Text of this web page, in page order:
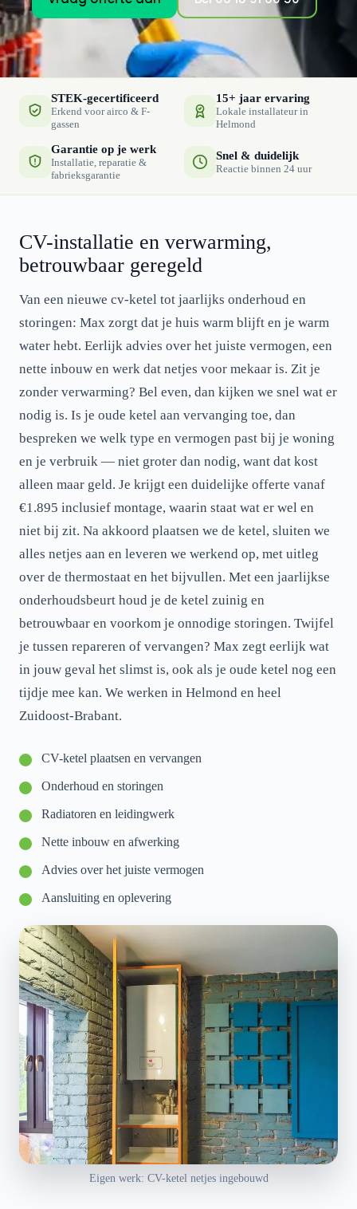
STEK-gecertificeerd
Erkend voor airco & F-
gassen
15+ jaar ervaring
Lokale installateur in
Helmond
Garantie op je werk
Installatie, reparatie &
fabrieksgarantie
Snel & duidelijk
Reactie binnen 24 uur
CV-installatie en verwarming,
betrouwbaar geregeld
Van een nieuwe cv-ketel tot jaarlijks onderhoud en
storingen: Max zorgt dat je huis warm blijft en je warm
water hebt. Eerlijk advies over het juiste vermogen, een
nette inbouw en werk dat netjes voor mekaar is. Zit je
zonder verwarming? Bel even, dan kijken we snel wat er
nodig is. Is je oude ketel aan vervanging toe, dan
bespreken we welk type en vermogen past bij je woning
en je verbruik — niet groter dan nodig, want dat kost
alleen maar geld. Je krijgt een duidelijke offerte vanaf
€1.895 inclusief montage, waarin staat wat er wel en
niet bij zit. Na akkoord plaatsen we de ketel, sluiten we
alles netjes aan en leveren we werkend op, met uitleg
over de thermostaat en het bijvullen. Met een jaarlijkse
onderhoudsbeurt houd je de ketel zuinig en
betrouwbaar en voorkom je onnodige storingen. Twijfel
je tussen repareren of vervangen? Max zegt eerlijk wat
in jouw geval het slimst is, ook als je oude ketel nog een
tijdje mee kan. We werken in Helmond en heel
Zuidoost-Brabant.
CV-ketel plaatsen en vervangen
Onderhoud en storingen
Radiatoren en leidingwerk
Nette inbouw en afwerking
Advies over het juiste vermogen
Aansluiting en oplevering
Eigen werk: CV-ketel netjes ingebouwd